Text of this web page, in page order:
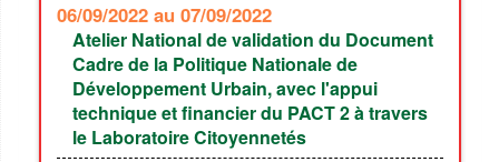
06/09/2022 au 07/09/2022
Atelier National de validation du Document
Cadre de la Politique Nationale de
Développement Urbain, avec l'appui
technique et financier du PACT 2 à travers
le Laboratoire Citoyennetés